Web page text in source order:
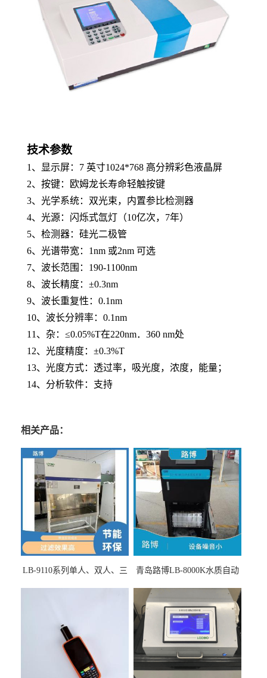
技术参数
1、
显示屏：7 英寸1024*768 高分辨彩色液晶屏
2、 按键：欧姆龙长寿命轻触按键
3、 光学系统：双光束，内置参比检测器
4、 光源：闪烁式氙灯（10亿次，7年）
5、 检测器：硅光二极管
6、 光谱带宽：1nm 或2nm 可选
7、 波长范围：190-1100nm
8、 波长精度：±0.3nm
9、 波长重复性：0.1nm
10、 波长分辨率：0.1nm
11、 杂：≤0.05%T在220nm．360 nm处
12、 光度精度：±0.3%T
13、 光度方式：透过率，吸光度，浓度，能量；
14、 分析软件：支持
相关产品：
LB-9110系列单人、双人、三
青岛路博LB-8000K水质自动